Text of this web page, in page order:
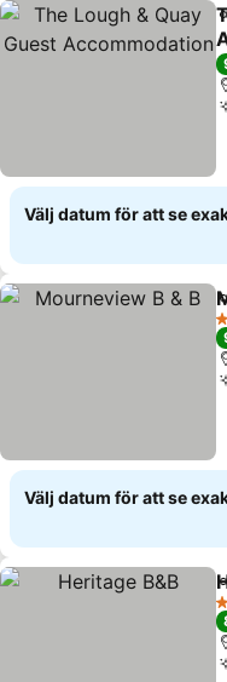
Välj datum för att se
Välj datum för att se